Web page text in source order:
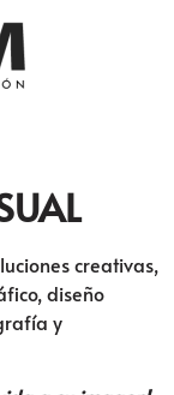
creativas,
diseño
y